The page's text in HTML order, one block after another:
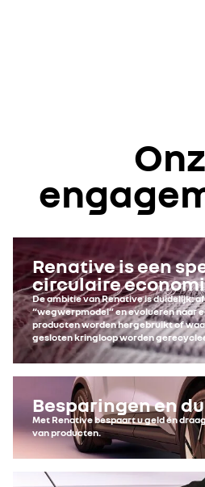
Renative is een
circulaire
De ambitie van Renative is duidelijk:
“wegwerpmodel” en evolueren naar
producten worden hergebruikt of
gesloten kringloop worden
Besparingen en
Met Renative bespaart u geld én
van producten.